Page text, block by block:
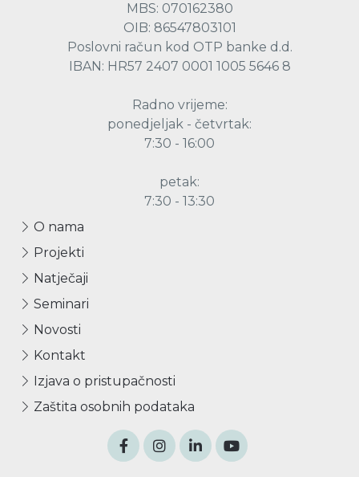
MBS: 070162380
OIB: 86547803101
Poslovni račun kod OTP banke d.d.
IBAN: HR57 2407 0001 1005 5646 8
Radno vrijeme:
ponedjeljak - četvrtak:
7:30 - 16:00
petak:
7:30 - 13:30
O nama
Projekti
Natječaji
Seminari
Novosti
Kontakt
Izjava o pristupačnosti
Zaštita osobnih podataka